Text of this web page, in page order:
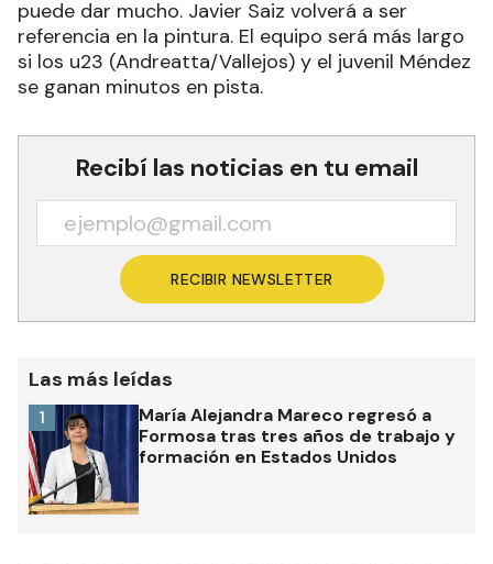
puede dar mucho. Javier Saiz volverá a ser
referencia en la pintura. El equipo será más largo
si los u23 (Andreatta/Vallejos) y el juvenil Méndez
se ganan minutos en pista.
Recibí las noticias en tu email
RECIBIR NEWSLETTER
Las más leídas
María Alejandra Mareco regresó a
Formosa tras tres años de trabajo y
formación en Estados Unidos
1